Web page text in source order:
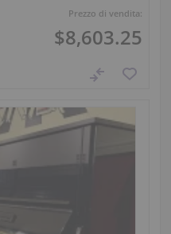
Prezzo di vendita:
$8,603.25